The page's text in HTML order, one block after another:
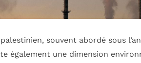
souvent abordé sous
également une dimension